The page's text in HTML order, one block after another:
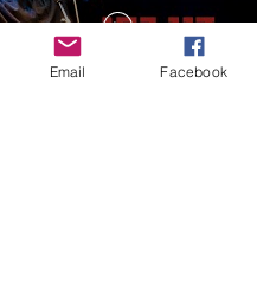
צפייה בסרטון
Email Facebook